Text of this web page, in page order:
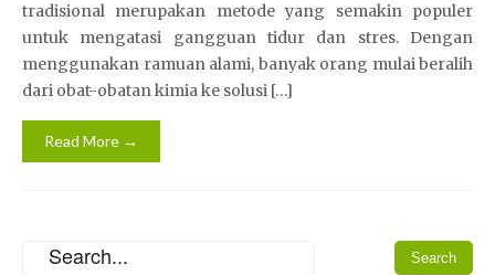
tradisional merupakan metode yang semakin populer
untuk mengatasi gangguan tidur dan stres. Dengan
menggunakan ramuan alami, banyak orang mulai beralih
dari obat-obatan kimia ke solusi […]
Read More →